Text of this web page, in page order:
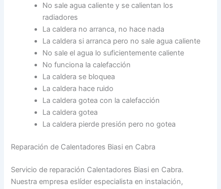
No sale agua caliente y se calientan los
radiadores
La caldera no arranca, no hace nada
La caldera si arranca pero no sale agua caliente
No sale el agua lo suficientemente caliente
No funciona la calefacción
La caldera se bloquea
La caldera hace ruido
La caldera gotea con la calefacción
La caldera gotea
La caldera pierde presión pero no gotea
Reparación de Calentadores Biasi en Cabra
Servicio de reparación Calentadores Biasi en Cabra.
Nuestra empresa eslíder especialista en instalación,